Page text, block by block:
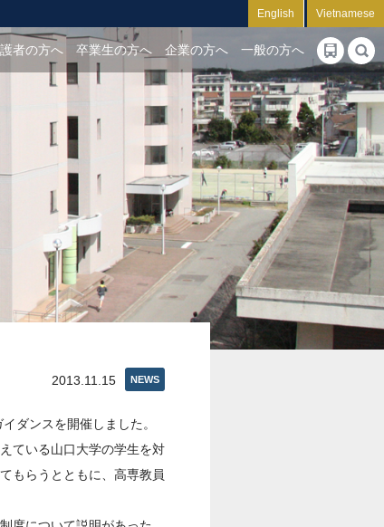
English Vietnamese
者の方へ 卒業生の方へ 企業の方へ 一般の方へ
NEWS
2013.11.15
ダンスを開催しました。
ている山口大学の学生を対
もらうとともに、高専教員